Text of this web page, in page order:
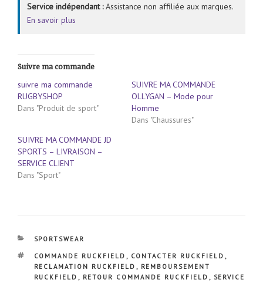
Service indépendant :Assistance non affiliée aux marques.
En savoir plus
Suivre ma commande
suivre ma commande
RUGBYSHOP
Dans "Produit de sport"
SUIVRE MA COMMANDE
OLLYGAN – Mode pour
Homme
Dans "Chaussures"
SUIVRE MA COMMANDE JD
SPORTS – LIVRAISON –
SERVICE CLIENT
Dans "Sport"
CATÉGORIES
SPORTSWEAR
ÉTIQUETTES
COMMANDE RUCKFIELD , CONTACTER RUCKFIELD ,
RECLAMATION RUCKFIELD , REMBOURSEMENT
RUCKFIELD , RETOUR COMMANDE RUCKFIELD , SERVICE